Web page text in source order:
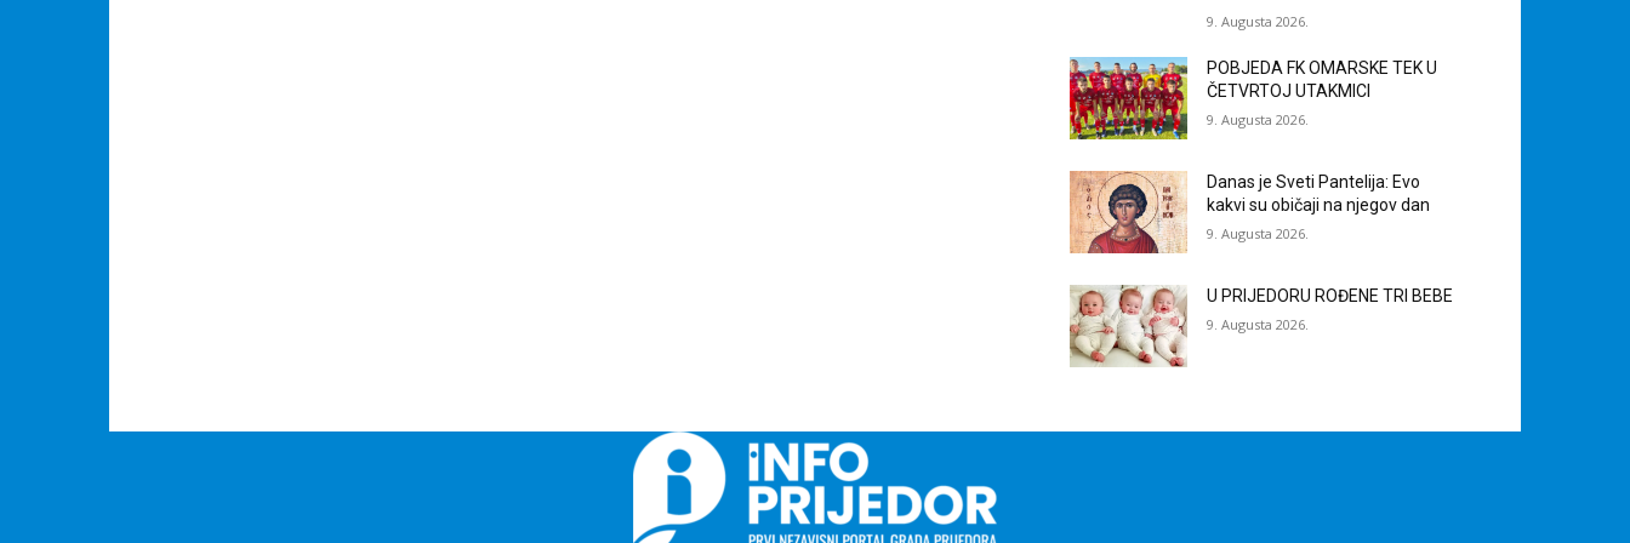
9. Augusta 2026.
POBJEDA FK OMARSKE TEK U
ČETVRTOJ UTAKMICI
9. Augusta 2026.
Danas je Sveti Pantelija: Evo
kakvi su običaji na njegov dan
9. Augusta 2026.
U PRIJEDORU ROĐENE TRI BEBE
9. Augusta 2026.